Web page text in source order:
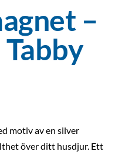
–
Tabby
motiv av en silver
över ditt husdjur. Ett